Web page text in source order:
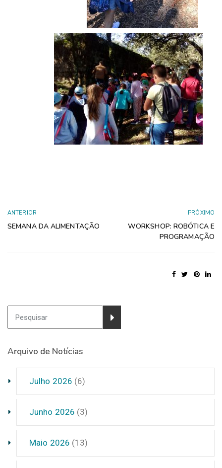
ANTERIOR
SEMANA DA ALIMENTAÇÃO
PRÓXIMO
WORKSHOP: ROBÓTICA E
PROGRAMAÇÃO
Arquivo de Notícias
Julho 2026 (6)
Junho 2026 (3)
Maio 2026 (13)